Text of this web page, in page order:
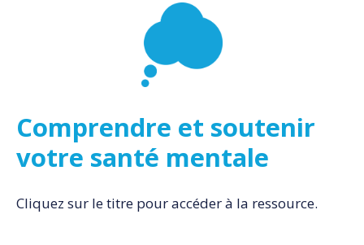
Comprendre et soutenir
votre santé mentale
Cliquez sur le titre pour accéder à la ressource.